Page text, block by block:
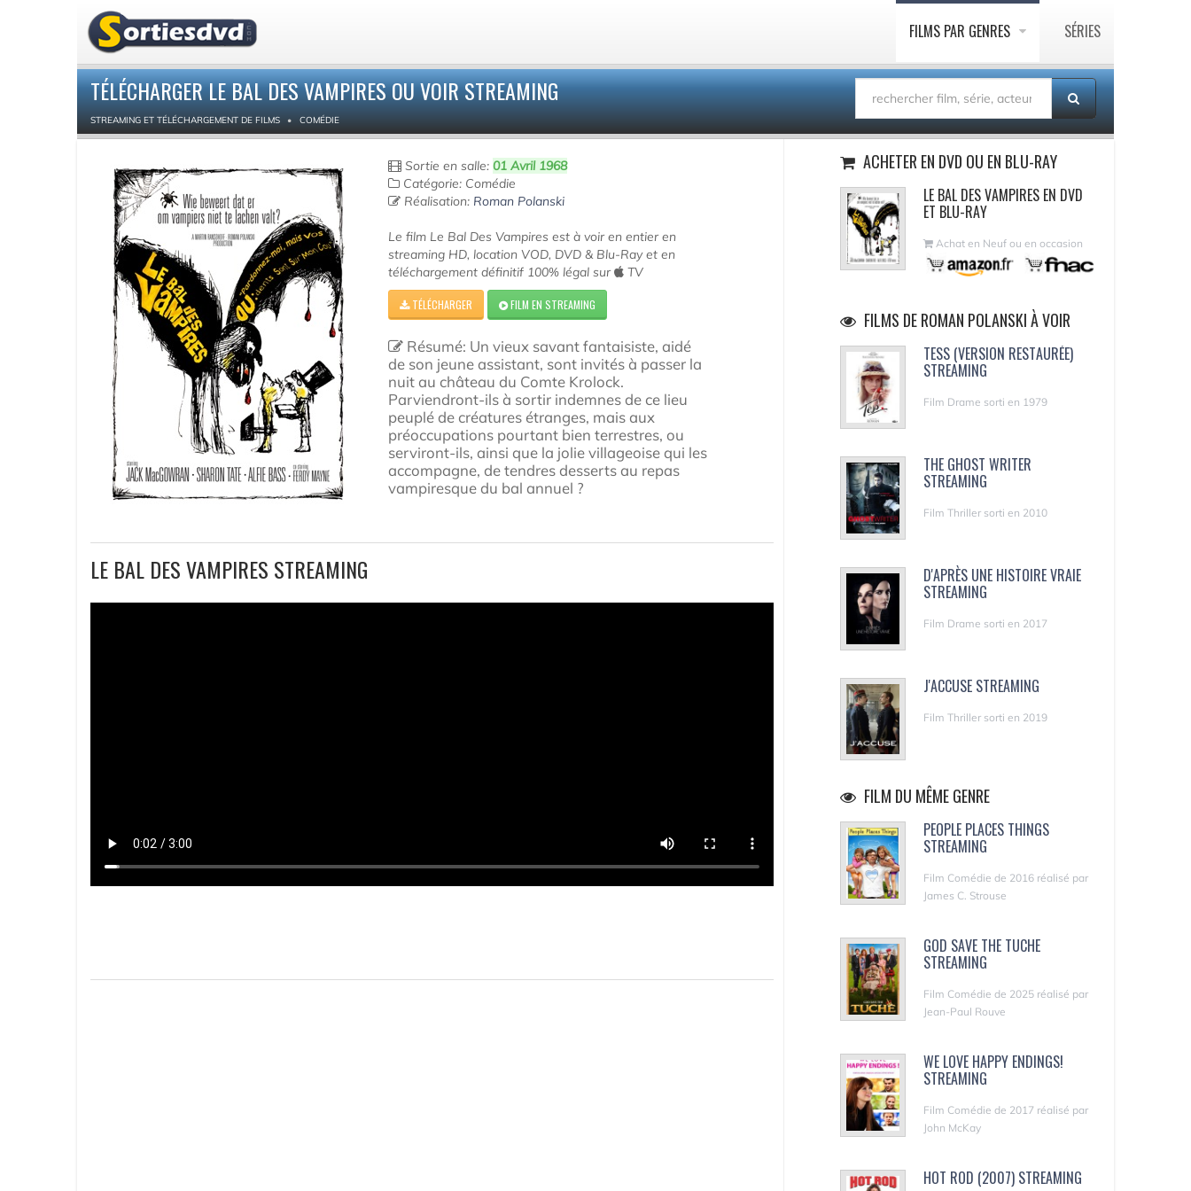
FILMS PAR GENRES SÉRIES
TÉLÉCHARGER LE BAL DES VAMPIRES OU VOIR STREAMING
STREAMING ET TÉLÉCHARGEMENT DE FILMS COMÉDIE
Sortie en salle:01 Avril 1968
Catégorie: Comédie
Réalisation: Roman Polanski
Le film Le Bal Des Vampires est à voir en entier en
streaming HD, location VOD, DVD & Blu-Ray et en
téléchargement définitif 100% légal sur
TV
TÉLÉCHARGER FILM EN STREAMING
Résumé: Un vieux savant fantaisiste, aidé
de son jeune assistant, sont invités à passer la
nuit au château du Comte Krolock.
Parviendront-ils à sortir indemnes de ce lieu
peuplé de créatures étranges, mais aux
préoccupations pourtant bien terrestres, ou
serviront-ils, ainsi que la jolie villageoise qui les
accompagne, de tendres desserts au repas
vampiresque du bal annuel ?
LE BAL DES VAMPIRES STREAMING
ACHETER EN DVD OU EN BLU-RAY
LE BAL DES VAMPIRES EN DVD
ET BLU-RAY
Achat en Neuf ou en occasion
FILMS DE ROMAN POLANSKI À VOIR
TESS (VERSION RESTAURÉE)
STREAMING
Film Drame sorti en 1979
THE GHOST WRITER
STREAMING
Film Thriller sorti en 2010
D'APRÈS UNE HISTOIRE VRAIE
STREAMING
Film Drame sorti en 2017
J'ACCUSE STREAMING
Film Thriller sorti en 2019
FILM DU MÊME GENRE
PEOPLE PLACES THINGS
STREAMING
Film Comédie de 2016 réalisé par
James C. Strouse
GOD SAVE THE TUCHE
STREAMING
Film Comédie de 2025 réalisé par
Jean-Paul Rouve
WE LOVE HAPPY ENDINGS!
STREAMING
Film Comédie de 2017 réalisé par
John McKay
HOT ROD (2007) STREAMING